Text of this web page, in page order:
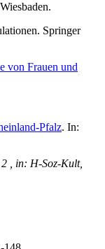
Springer
von Frauen und
Pfalz. In:
, in: H-Soz-Kult,